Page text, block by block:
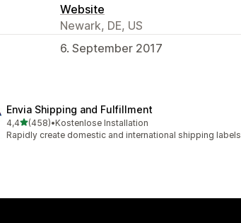
Website
Newark, DE, US
6. September 2017
Envia Shipping and Fulfillment
4,4von 5 Sternen
(458)
458 Rezensionen insgesamt
•Kostenlose Installation
Rapidly create domestic and international shipping labels